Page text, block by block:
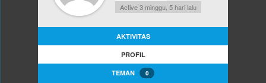
Active 3 minggu, 5 hari lalu
AKTIVITAS
PROFIL
TEMAN 0